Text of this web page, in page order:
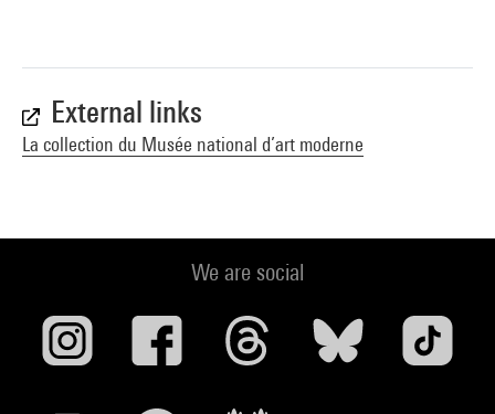
External links
La collection du Musée national d’art moderne
We are social